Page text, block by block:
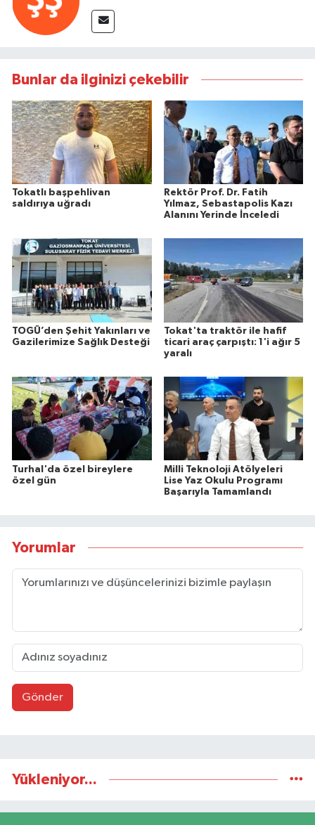
Bunlar da ilginizi çekebilir
Tokatlı başpehlivan
saldırıya uğradı
Rektör Prof. Dr. Fatih
Yılmaz, Sebastapolis Kazı
Alanını Yerinde İnceledi
TOGÜ’den Şehit Yakınları ve
Gazilerimize Sağlık Desteği
Tokat'ta traktör ile hafif
ticari araç çarpıştı: 1'i ağır 5
yaralı
Turhal'da özel bireylere
özel gün
Milli Teknoloji Atölyeleri
Lise Yaz Okulu Programı
Başarıyla Tamamlandı
Yorumlar
Gönder
Yükleniyor...